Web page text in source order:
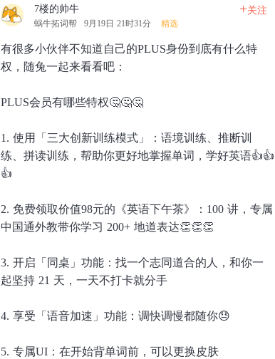
7楼的帅牛
蜗牛拓词帮 9月19日 21时31分 精选
+关注
有很多小伙伴不知道自己的PLUS身份到底有什么特
权，随兔一起来看看吧：
PLUS会员有哪些特权🤔🤔🤔
1. 使用「三大创新训练模式」：语境训练、推断训
练、拼读训练，帮助你更好地掌握单词，学好英语👍👍
👍
2. 免费领取价值98元的《英语下午茶》：100 讲，专属
中国通外教带你学习 200+ 地道表达👏👏👏
3. 开启「同桌」功能：找一个志同道合的人，和你一
起坚持 21 天，一天不打卡就分手
4. 享受「语音加速」功能：调快调慢都随你😓
5. 专属UI：在开始背单词前，可以更换皮肤